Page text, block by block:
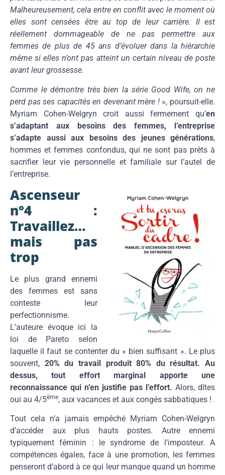
Malheureusement, cela entre en conflit avec le moment où
elles sont censées être au top de leur carrière. Il est
réellement dommageable de ne pas permettre aux
femmes de plus de 45 ans d’évoluer dans la hiérarchie
même si elles n’ont pas atteint un certain niveau de poste
avant leur grossesse.
Comme le démontre très bien la série Good Wife, on ne
perd pas ses capacités en devenant mère ! », poursuit-elle.
Myriam Cohen-Welgryn croit aussi fermement qu’en
s’adaptant aux besoins des femmes, l’entreprise
s’adapte aussi aux besoins des jeunes générations,
hommes et femmes confondus, qui ne sont pas prêts à
sacrifier leur vie personnelle et familiale sur l’autel de
l’entreprise.
Ascenseur
n°4 :
Travaillez…
mais pas
trop
Le plus grand ennemi
des femmes est sans
conteste leur
perfectionnisme.
L’auteure évoque ici la
loi de Pareto selon
laquelle il faut se contenter du « bien suffisant ». Le plus
souvent, 20% du travail produit 80% du résultat. Au
dessus, tout effort marginal apporte une
reconnaissance qui n’en justifie pas l’effort. Alors, dîtes
oui au 4/5ème, aux vacances et aux congés sabbatiques !
Tout cela n’a jamais empêché Myriam Cohen-Welgryn
d’accéder aux plus hauts postes. Autre ennemi
typiquement féminin : le syndrome de l’imposteur. A
compétences égales, face à une promotion, les femmes
penseront d’abord à ce qui leur manque quand un homme